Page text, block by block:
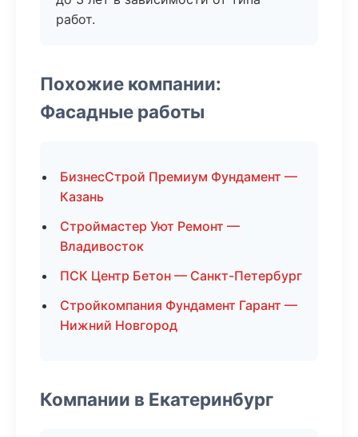
работ.
Похожие компании:
Фасадные работы
БизнесСтрой Премиум Фундамент —
Казань
Строймастер Уют Ремонт —
Владивосток
ПСК Центр Бетон — Санкт-Петербург
Стройкомпания Фундамент Гарант —
Нижний Новгород
Компании в Екатеринбург